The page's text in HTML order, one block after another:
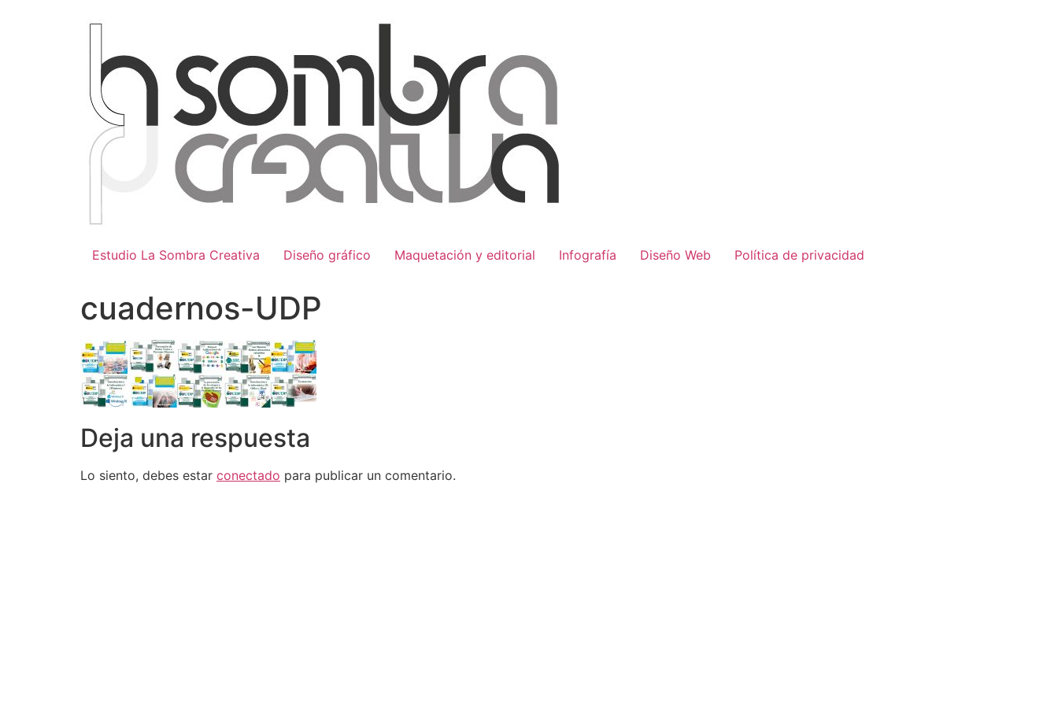
Estudio La Sombra Creativa Diseño gráfico Maquetación y editorial Infografía Diseño Web Política de privacidad
cuadernos-UDP
Deja una respuesta
Lo siento, debes estar conectado para publicar un comentario.